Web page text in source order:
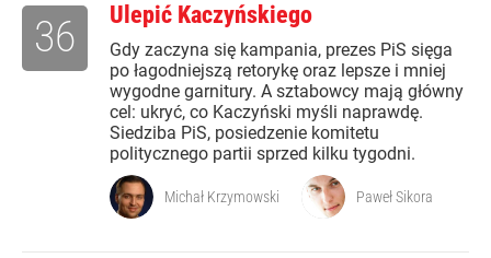
Ulepić Kaczyńskiego
Gdy zaczyna się kampania, prezes PiS sięga
po łagodniejszą retorykę oraz lepsze i mniej
wygodne garnitury. A sztabowcy mają główny
cel: ukryć, co Kaczyński myśli naprawdę.
Siedziba PiS, posiedzenie komitetu
politycznego partii sprzed kilku tygodni.
36
Michał Krzymowski Paweł Sikora